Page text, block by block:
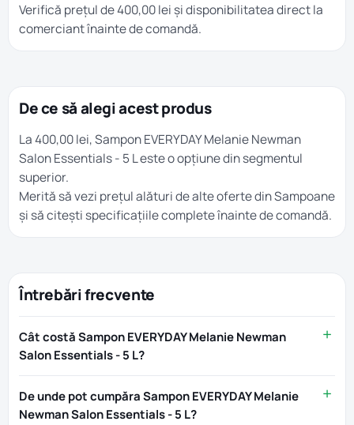
Verifică prețul de 400,00 lei și disponibilitatea direct la
comerciant înainte de comandă.
De ce să alegi acest produs
La 400,00 lei, Sampon EVERYDAY Melanie Newman
Salon Essentials - 5 L este o opțiune din segmentul
superior.
Merită să vezi prețul alături de alte oferte dinSampoane
și să citești specificațiile complete înainte de comandă.
Întrebări frecvente
Cât costă Sampon EVERYDAY Melanie Newman
Salon Essentials - 5 L?
De unde pot cumpăra Sampon EVERYDAY Melanie
Newman Salon Essentials - 5 L?